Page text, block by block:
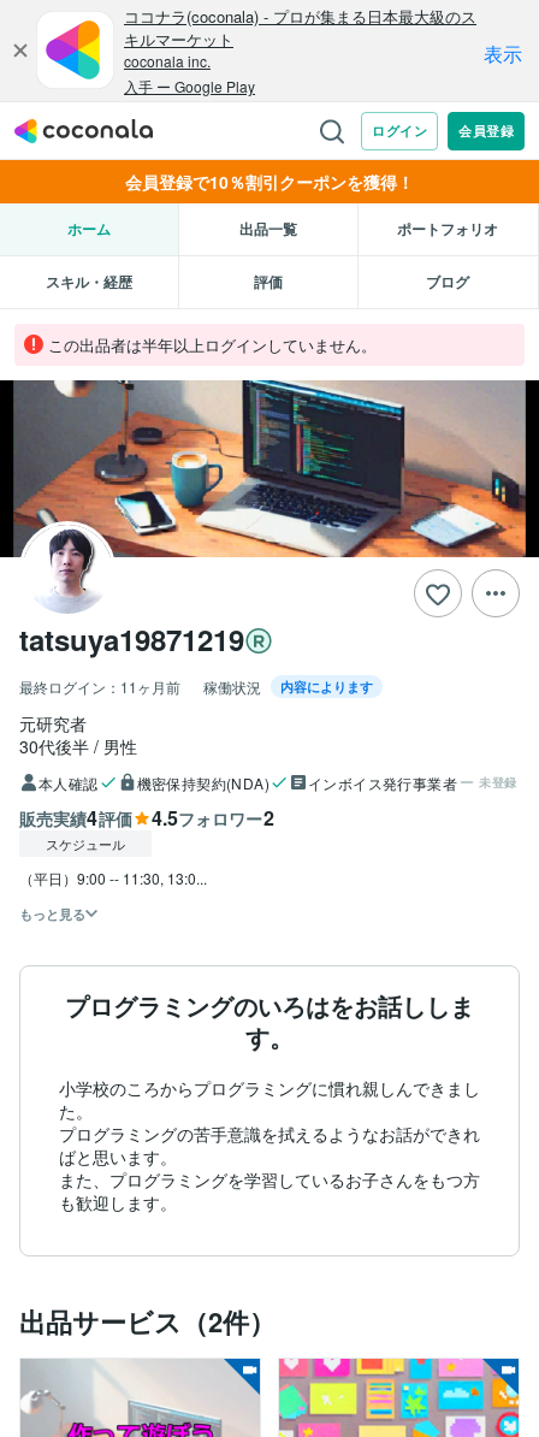
会員登録で10％割引クーポンを獲得！
ホーム 出品一覧 ポートフォリオ
スキル・経歴 評価 ブログ
この出品者は半年以上ログインしていません。
tatsuya19871219
最終ログイン： 11ヶ月前 稼働状況 内容によります
元研究者
30代後半
男性
本人確認 機密保持契約(NDA) インボイス発行事業者 未登録
販売実績4評価 4.5フォロワー2
スケジュール
（平日）9:00 -- 11:30, 13:0...
もっと見る
プログラミングのいろはをお話ししま
す。
小学校のころからプログラミングに慣れ親しんできまし
た。
プログラミングの苦手意識を拭えるようなお話ができれ
ばと思います。
また、プログラミングを学習しているお子さんをもつ方
も歓迎します。
出品サービス（2件）